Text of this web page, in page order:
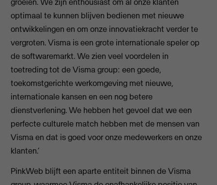
optimaal te kunnen blijven bedienen met nieuwe
ontwikkelingen en om onze innovatiekracht verder te
vergroten. Visma is een grote internationale speler op
de softwaremarkt. We zien veel voordelen in
toetreding tot de Visma group: een goede,
toekomstgerichte werkomgeving met nieuwe,
internationale kansen en een nog betere
dienstverlening. We hebben het gevoel dat we een
perfecte culturele match hebben met de mensen van
Visma en dat is goed voor onze medewerkers en onze
klanten.’
PinkWeb blijft een aparte entiteit binnen de Visma